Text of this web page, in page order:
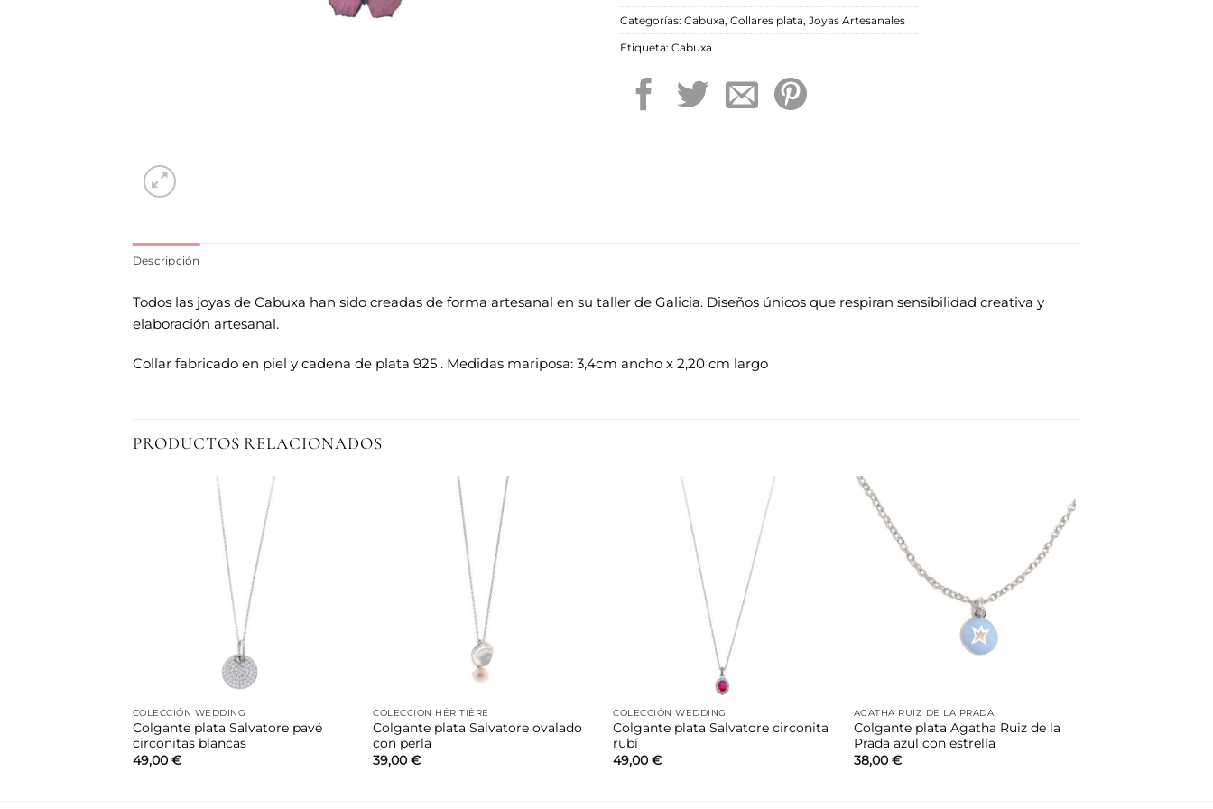
Categorías: Cabuxa, Collares plata, Joyas Artesanales
Etiqueta: Cabuxa
Descripción
Todos las joyas de Cabuxa han sido creadas de forma artesanal en su taller de Galicia. Diseños únicos que respiran sensibilidad creativa y
elaboración artesanal.
Collar fabricado en piel y cadena de plata 925 . Medidas mariposa: 3,4cm ancho x 2,20 cm largo
PRODUCTOS RELACIONADOS
COLECCIÓN WEDDING
Colgante plata Salvatore pavé
circonitas blancas
49,00 €
COLECCIÓN HÉRITIÈRE
Colgante plata Salvatore ovalado
con perla
39,00€
COLECCIÓN WEDDING
Colgante plata Salvatore circonita
rubí
49,00€
Añadir
a la
lista de
deseos
AGATHA RUIZ DE LA PRADA
Colgante plata Agatha Ruiz de la
Prada azul con estrella
38,00 €